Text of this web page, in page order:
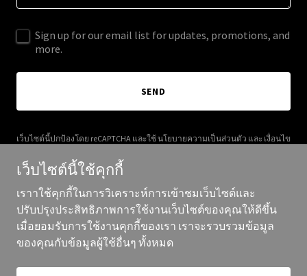
Sign up for our email list for updates, promotions, and
more.
SEND
เว็บไซต์นี้ปกป้องโดย reCAPTCHA และใช้นโยบายความเป็นส่วนตัว และ เงื่อนไข
ลิขสิทธิ์ ©2025 ผลบอลสด99 - สงวนสิทธิ์ทุกประการ
เว็บไซต์นี้ใช้คุกกี้
เราาใช้คุกกี้ในการวิเคราะห์การเข้าชมเว็บไซต์และ
ปรับปรุงประสิทธิภาพการใช้งานเว็บไซต์ของคุณให้ดีขึ้น
เมื่อยอมรับการใช้งานคุกกี้ของเรา เราจะรวบรวมข้อมูล
ของคุณกับข้อมูลผู้ใช้อื่นๆ ทั้งหมด